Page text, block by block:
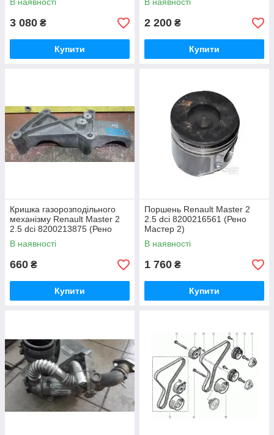
3 080 ₴
Купити
2 200 ₴
Купити
Кришка газорозподільного
механізму Renault Master 2
2.5 dci 8200213875 (Рено
Мастер 2)
В наявності
660 ₴
Купити
Поршень Renault Master 2
2.5 dci 8200216561 (Рено
Мастер 2)
В наявності
1 760 ₴
Купити